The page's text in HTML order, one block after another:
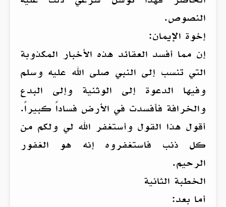
النصوص.
إخوة الإيمان:
إن مما أفسد العقائد هذه الأخبار المكذوبة
التي تنسب إلى النبي صلى الله عليه وسلم
وفيها الدعوة إلى الوثنية وإلى البدع
والخرافة فأفسدت في الأرض فساداً كبيراً.
أقول هذا القول وأستغفر الله لي ولكم من
كل ذنب فاستغفروه إنه هو الغفور
الرحيم.
الخطبة الثانية
أما بعد: